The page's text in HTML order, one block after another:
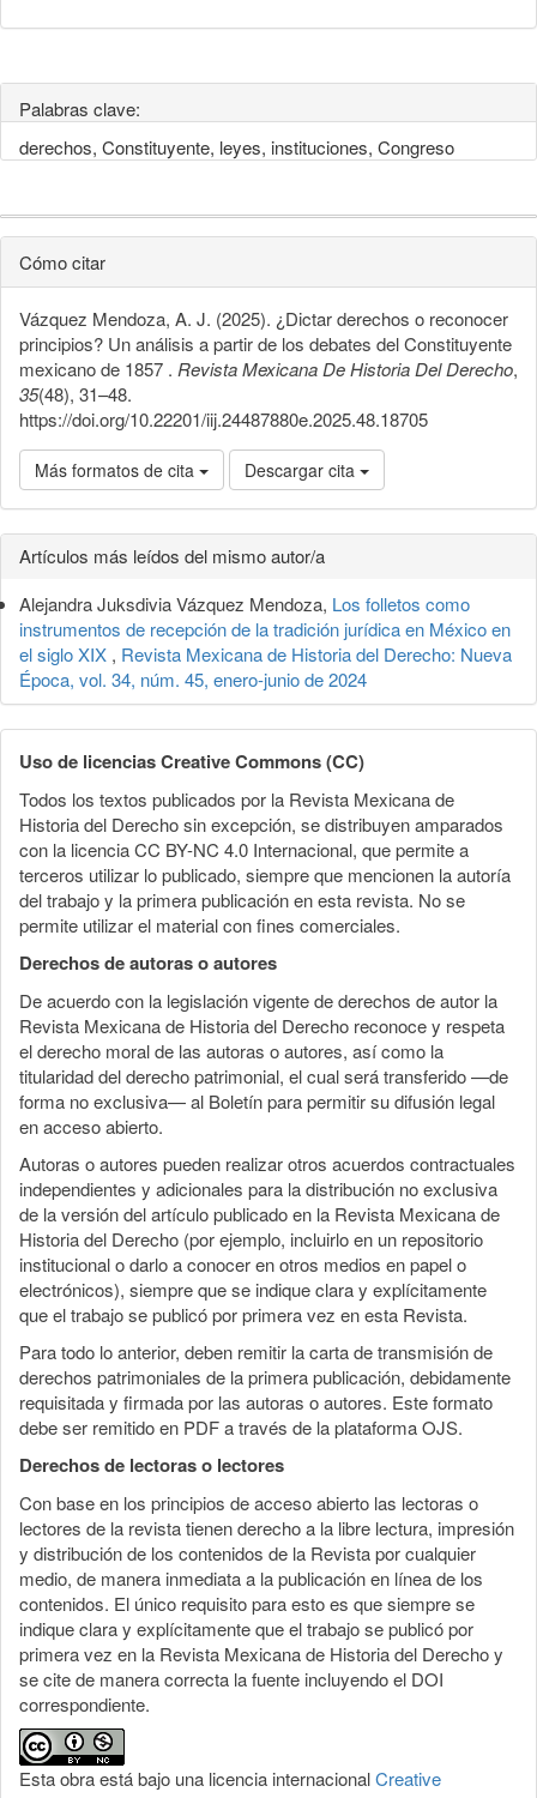
Palabras clave:
derechos, Constituyente, leyes, instituciones, Congreso
Detalles
del
artículo
Cómo citar
Vázquez Mendoza, A. J. (2025). ¿Dictar derechos o reconocer
principios? Un análisis a partir de los debates del Constituyente
mexicano de 1857 . Revista Mexicana De Historia Del Derecho,
35(48), 31–48.
https://doi.org/10.22201/iij.24487880e.2025.48.18705
Más formatos de cita Descargar cita
Artículos más leídos del mismo autor/a
Alejandra Juksdivia Vázquez Mendoza, Los folletos como
instrumentos de recepción de la tradición jurídica en México en
el siglo XIX , Revista Mexicana de Historia del Derecho: Nueva
Época, vol. 34, núm. 45, enero-junio de 2024
Uso de licencias Creative Commons (CC)
Todos los textos publicados por la Revista Mexicana de
Historia del Derecho sin excepción, se distribuyen amparados
con la licencia CC BY-NC 4.0 Internacional, que permite a
terceros utilizar lo publicado, siempre que mencionen la autoría
del trabajo y la primera publicación en esta revista. No se
permite utilizar el material con fines comerciales.
Derechos de autoras o autores
De acuerdo con la legislación vigente de derechos de autor la
Revista Mexicana de Historia del Derecho reconoce y respeta
el derecho moral de las autoras o autores, así como la
titularidad del derecho patrimonial, el cual será transferido —de
forma no exclusiva— al Boletín para permitir su difusión legal
en acceso abierto.
Autoras o autores pueden realizar otros acuerdos contractuales
independientes y adicionales para la distribución no exclusiva
de la versión del artículo publicado en la Revista Mexicana de
Historia del Derecho (por ejemplo, incluirlo en un repositorio
institucional o darlo a conocer en otros medios en papel o
electrónicos), siempre que se indique clara y explícitamente
que el trabajo se publicó por primera vez en esta Revista.
Para todo lo anterior, deben remitir la carta de transmisión de
derechos patrimoniales de la primera publicación, debidamente
requisitada y firmada por las autoras o autores. Este formato
debe ser remitido en PDF a través de la plataforma OJS.
Derechos de lectoras o lectores
Con base en los principios de acceso abierto las lectoras o
lectores de la revista tienen derecho a la libre lectura, impresión
y distribución de los contenidos de la Revista por cualquier
medio, de manera inmediata a la publicación en línea de los
contenidos. El único requisito para esto es que siempre se
indique clara y explícitamente que el trabajo se publicó por
primera vez en la Revista Mexicana de Historia del Derecho y
se cite de manera correcta la fuente incluyendo el DOI
correspondiente.
Esta obra está bajo una licencia internacionalCreative